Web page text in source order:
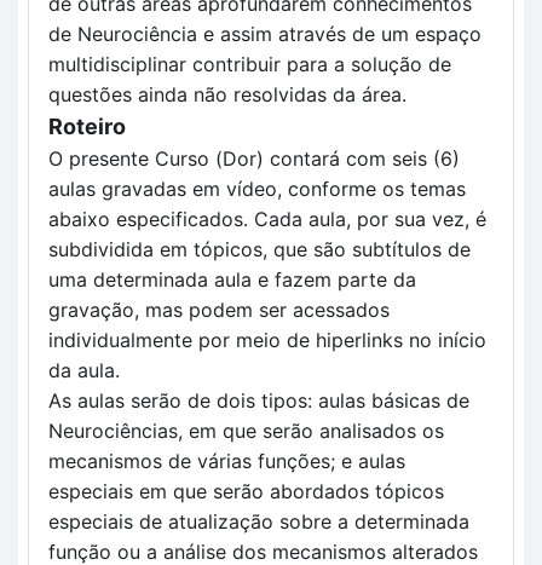
de Neurociência e assim através de um espaço
multidisciplinar contribuir para a solução de
questões ainda não resolvidas da área.
Roteiro
O presente Curso (Dor) contará com seis (6)
aulas gravadas em vídeo, conforme os temas
abaixo especificados. Cada aula, por sua vez, é
subdividida em tópicos, que são subtítulos de
uma determinada aula e fazem parte da
gravação, mas podem ser acessados
individualmente por meio de hiperlinks no início
da aula.
As aulas serão de dois tipos: aulas básicas de
Neurociências, em que serão analisados os
mecanismos de várias funções; e aulas
especiais em que serão abordados tópicos
especiais de atualização sobre a determinada
função ou a análise dos mecanismos alterados